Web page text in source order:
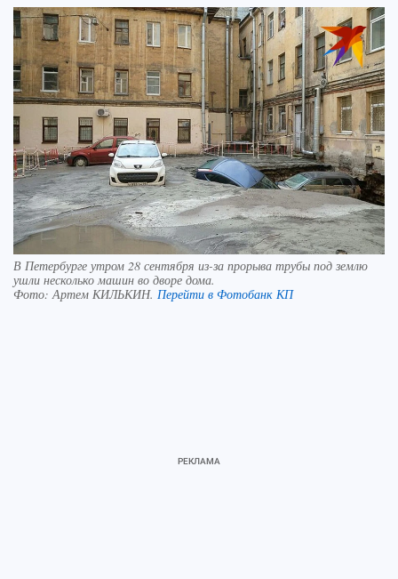
В Петербурге утром 28 сентября из-за прорыва трубы под землю
ушли несколько машин во дворе дома.
Фото:Артем КИЛЬКИН. Перейти в Фотобанк КП